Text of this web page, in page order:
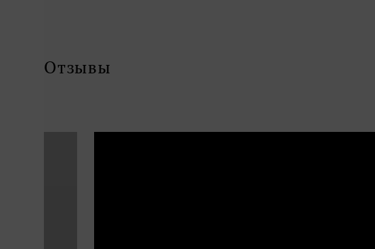
Отзывы